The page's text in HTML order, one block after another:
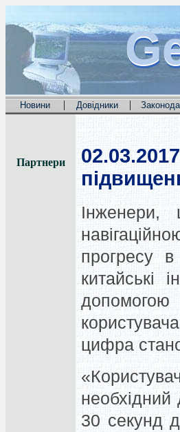
Новини | Довідники |
Партнери 02.03.2017
Інженери,
прогресу в
китайські
цифра
30 секунд